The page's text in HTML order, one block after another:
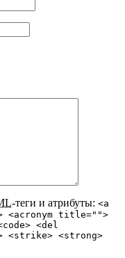
-теги и атрибуты: <a
title="">
<del
<strike> <strong>